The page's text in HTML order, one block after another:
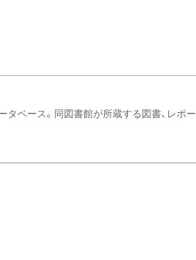
ベース。同図書館が所蔵する図書、レポー